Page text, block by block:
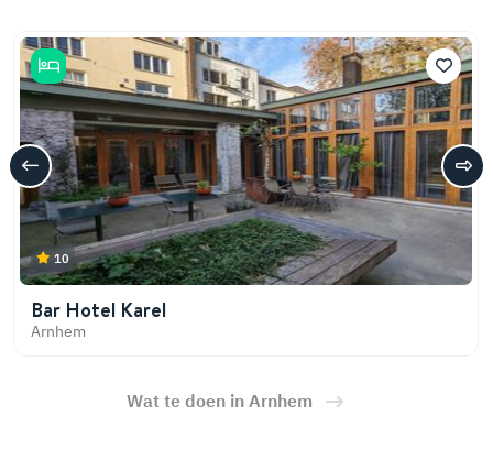
10
Bar Hotel Karel
Arnhem
Wat te doen in Arnhem